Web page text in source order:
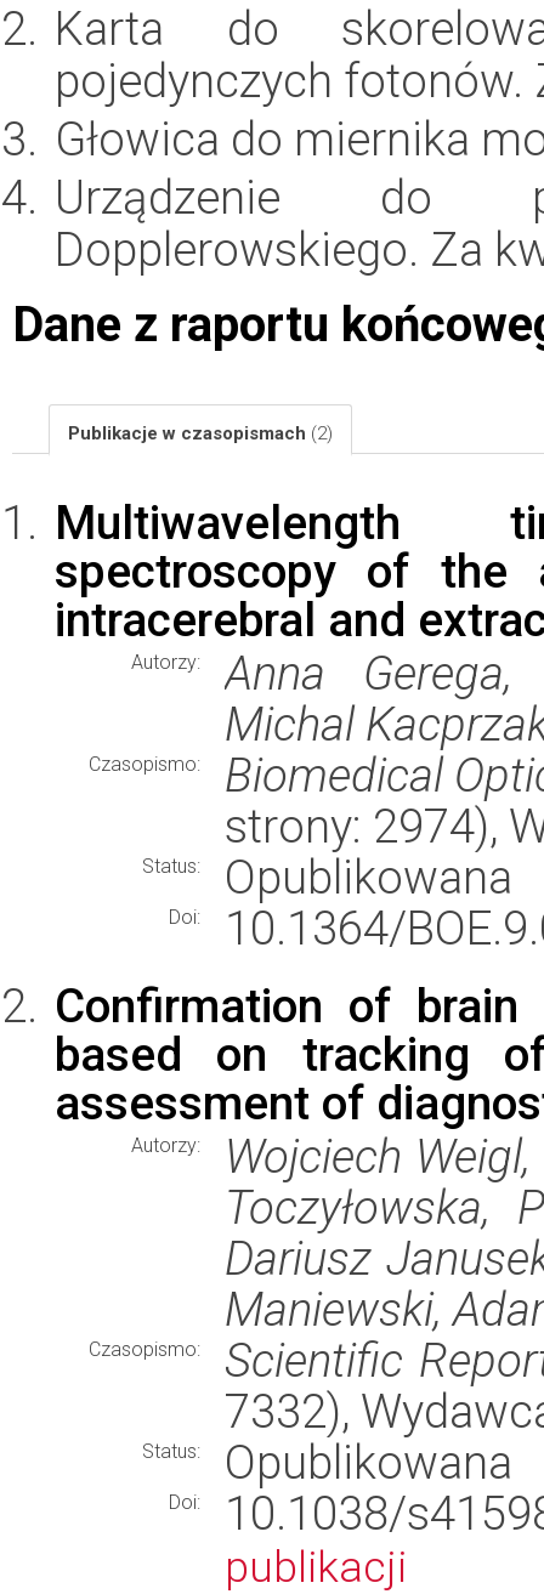
Karta do
pojedynczych
Głowica do miernika
Urządzenie do
Dopplerowskiego. Za
Dane z raportu
Publikacje w czasopismach (2)
Multiwavelength
spectroscopy of the
intracerebral and
Autorzy:
Anna
Michal
Czasopismo:
Biomedical
strony: 2974),
Status: Opublikowana
Doi:
10.1364/
Confirmation of
based on tracking
assessment of
Autorzy:
Wojciech
Toczyłowska,
Dariusz
Maniewski,
Czasopismo:
Scientific
7332),
Status: Opublikowana
Doi: 10.1038/
publikacji